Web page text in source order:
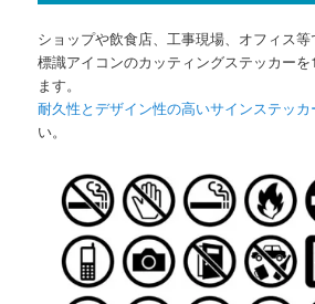
ショップや飲食店、工事現場、オフィス
標識アイコンのカッティングステッカーを
ます。
耐久性とデザイン性の高いサインステッカ
い。